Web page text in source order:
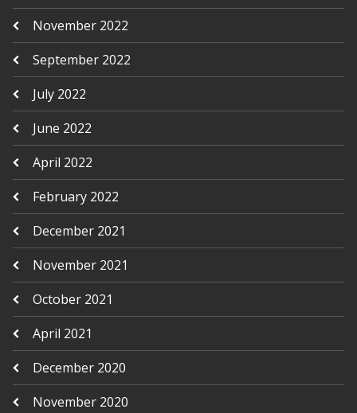
November 2022
September 2022
July 2022
June 2022
April 2022
February 2022
December 2021
November 2021
October 2021
April 2021
December 2020
November 2020